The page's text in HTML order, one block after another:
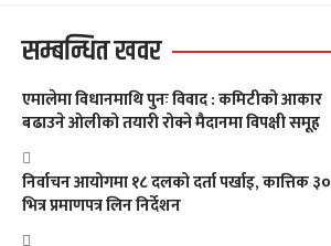
सम्बन्धित खवर
एमालेमा विधानमाथि पुनः विवाद : कमिटीको आकार
बढाउने ओलीको तयारी रोक्ने मैदानमा विपक्षी समूह
निर्वाचन आयोगमा १८ दलको दर्ता पर्खाइ, कात्तिक ३०
भित्र प्रमाणपत्र लिन निर्देशन